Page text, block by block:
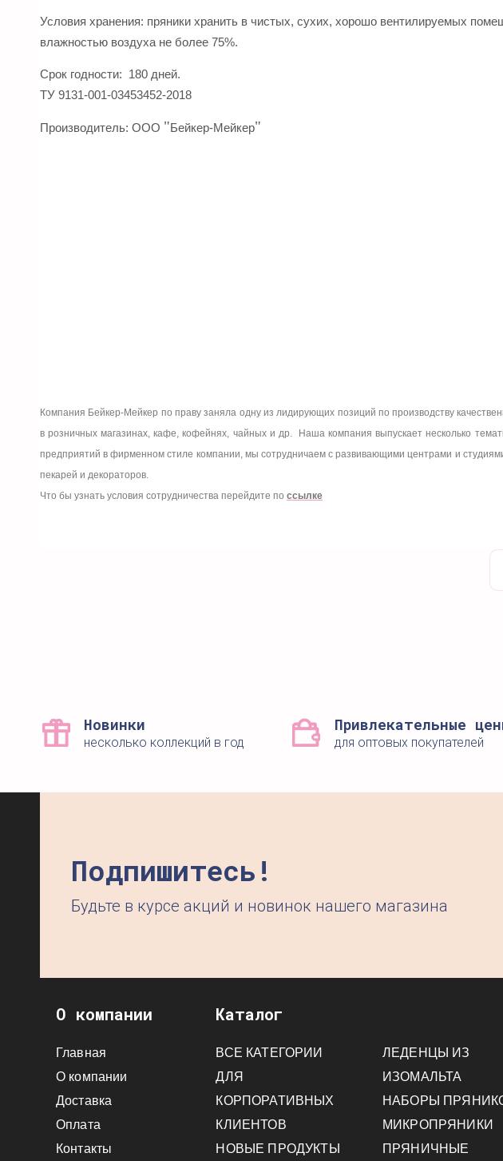
Условия хранения: пряники хранить в чистых, сухих, хорошо вентилируемых
влажностью воздуха не более 75%.
Срок годности: 180 дней.
ТУ 9131-001-03453452-2018
Производитель: ООО "Бейкер-Мейкер"
Компания Бейкер-Мейкер по праву заняла одну из лидирующих позиций по производству
в розничных магазинах, кафе, кофейнях, чайных и др. Наша компания выпускает несколько
предприятий в фирменном стиле компании, мы сотрудничаем с развивающими центрами и
пекарей и декораторов.
Что бы узнать условия сотрудничества перейдите по ссылке
Новинки
несколько коллекций в год
Привлекательные
для оптовых покупателей
Подпишитесь!
Будьте в курсе акций и новинок нашего магазина
О компании
Главная
О компании
Доставка
Оплата
Контакты
Каталог
ВСЕ КАТЕГОРИИ
ДЛЯ
КОРПОРАТИВНЫХ
КЛИЕНТОВ
НОВЫЕ ПРОДУКТЫ
ЛЕДЕНЦЫ ИЗ
ИЗОМАЛЬТА
НАБОРЫ
МИКРОПРЯНИКИ
ПРЯНИЧНЫЕ